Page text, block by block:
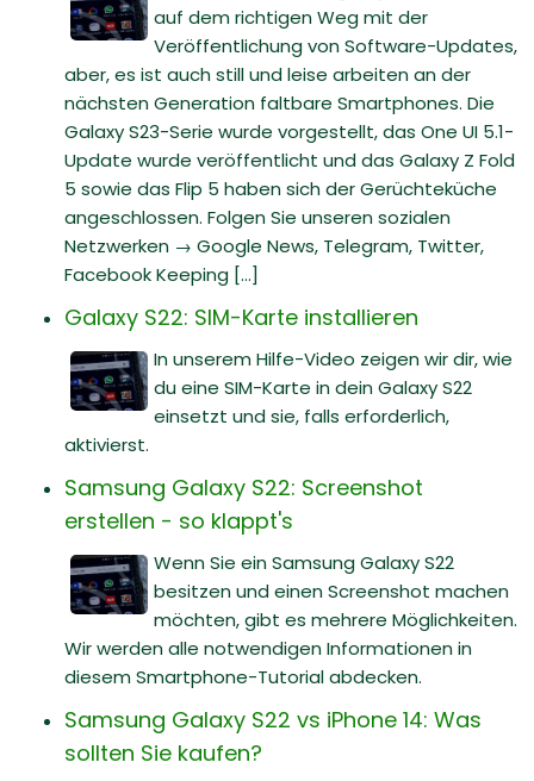
auf dem richtigen Weg mit der
Veröffentlichung von Software-Updates,
aber, es ist auch still und leise arbeiten an der
nächsten Generation faltbare Smartphones. Die
Galaxy S23-Serie wurde vorgestellt, das One UI 5.1-
Update wurde veröffentlicht und das Galaxy Z Fold
5 sowie das Flip 5 haben sich der Gerüchteküche
angeschlossen. Folgen Sie unseren sozialen
Netzwerken → Google News, Telegram, Twitter,
Facebook Keeping [...]
Galaxy S22: SIM-Karte installieren
In unserem Hilfe-Video zeigen wir dir, wie
du eine SIM-Karte in dein Galaxy S22
einsetzt und sie, falls erforderlich,
aktivierst.
Samsung Galaxy S22: Screenshot
erstellen - so klappt's
Wenn Sie ein Samsung Galaxy S22
besitzen und einen Screenshot machen
möchten, gibt es mehrere Möglichkeiten.
Wir werden alle notwendigen Informationen in
diesem Smartphone-Tutorial abdecken.
Samsung Galaxy S22 vs iPhone 14: Was
sollten Sie kaufen?